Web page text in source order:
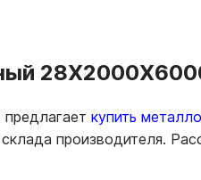
купить
производителя.